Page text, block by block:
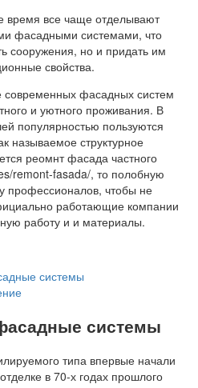
время все чаще отделывают
фасадными системами, что
сооружения, но и придать им
свойства.
современных фасадных систем
и уютного проживания. В
популярностью пользуются
называемое структурное
реомнт фасада частного
remont-fasada/, то полобную
профессионалов, чтобы не
работающие компании
работу и и материалы.
системы
системы
типа впервые начали
в 70-х годах прошлого